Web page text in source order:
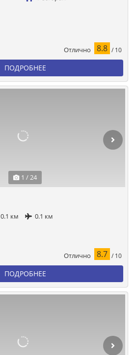
Отлично 8.8 / 10
ПОДРОБНЕЕ
1 / 24
0.1 км
0.1 км
Отлично 8.7 / 10
ПОДРОБНЕЕ